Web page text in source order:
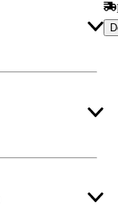
Bis